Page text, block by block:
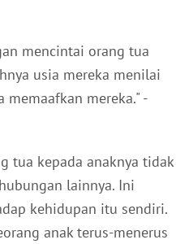
mencintai orang tua
usia mereka menilai
memaafkan mereka." -
tua kepada anaknya tidak
lainnya. Ini
kehidupan itu sendiri.
anak terus-menerus